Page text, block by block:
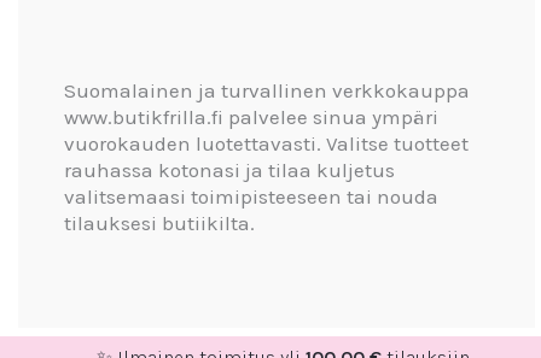
Suomalainen ja turvallinen verkkokauppa
www.butikfrilla.fi palvelee sinua ympäri
vuorokauden luotettavasti. Valitse tuotteet
rauhassa kotonasi ja tilaa kuljetus
valitsemaasi toimipisteeseen tai nouda
tilauksesi butiikilta.